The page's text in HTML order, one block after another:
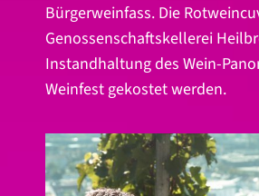
Bürgerweinfass. Die
Genossenschaftskellerei
Instandhaltung des Wein-
Weinfest gekostet werden.